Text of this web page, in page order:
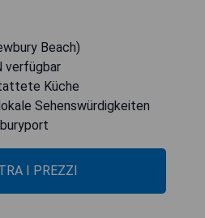
Beach)
verfügbar
Küche
Sehenswürdigkeiten
I PREZZI